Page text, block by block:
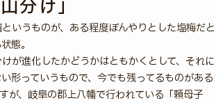
分け」
いうものが、ある程度ぼんやりとした塩梅だと
態。
が進化したかどうかはともかくとして、それに
形っていうもので、今でも残ってるものがある
が、岐阜の郡上八幡で行われている「頼母子